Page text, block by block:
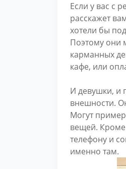
Если у вас с
расскажет
хотели бы
Поэтому они
карманных
кафе, или
И девушки, и
внешности.
Могут
вещей. Кроме
телефону и
именно там.